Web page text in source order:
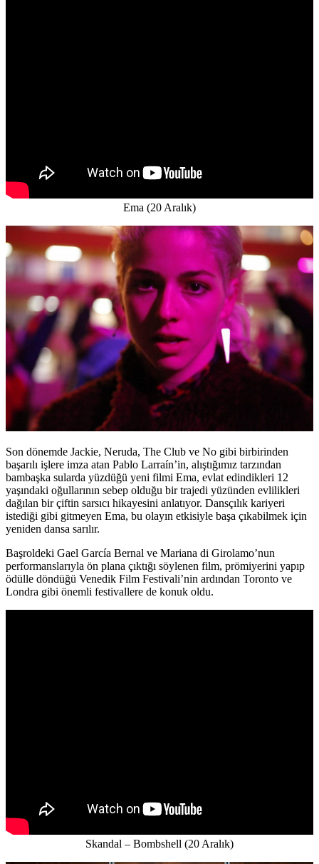
Ema (20 Aralık)
Son dönemde Jackie, Neruda, The Club ve No gibi birbirinden
başarılı işlere imza atan Pablo Larraín’in, alıştığımız tarzından
bambaşka sularda yüzdüğü yeni filmi Ema, evlat edindikleri 12
yaşındaki oğullarının sebep olduğu bir trajedi yüzünden evlilikleri
dağılan bir çiftin sarsıcı hikayesini anlatıyor. Dansçılık kariyeri
istediği gibi gitmeyen Ema, bu olayın etkisiyle başa çıkabilmek için
yeniden dansa sarılır.
Başroldeki Gael García Bernal ve Mariana di Girolamo’nun
performanslarıyla ön plana çıktığı söylenen film, prömiyerini yapıp
ödülle döndüğü Venedik Film Festivali’nin ardından Toronto ve
Londra gibi önemli festivallere de konuk oldu.
Skandal – Bombshell (20 Aralık)